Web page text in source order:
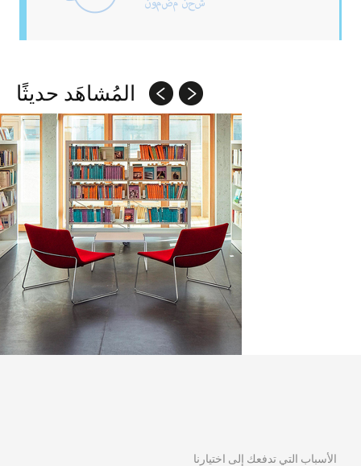
المُشاهَد حديثًا
الأسباب التي تدفعك إلى اختيارنا